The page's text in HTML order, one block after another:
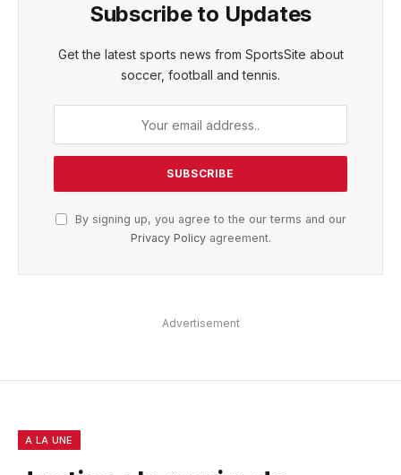
Subscribe to Updates
Get the latest sports news from SportsSite about
soccer, football and tennis.
By signing up, you agree to the our terms and our
Privacy Policyagreement.
Advertisement
A LA UNE